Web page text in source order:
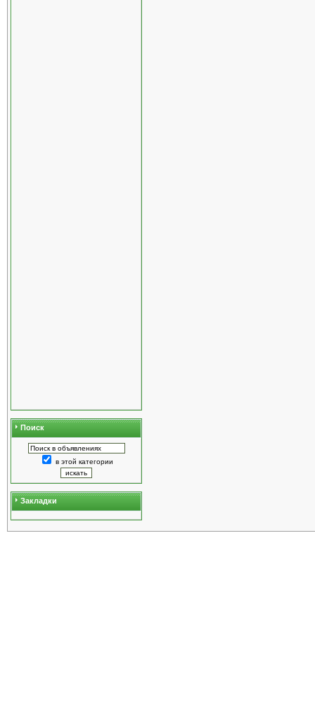
Поиск
в этой категории
Закладки